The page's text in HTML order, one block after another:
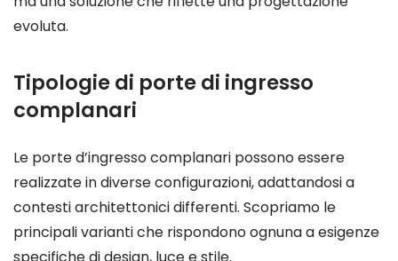
evoluta.
Tipologie di porte di ingresso
complanari
Le porte d’ingresso complanari possono essere
realizzate in diverse configurazioni, adattandosi a
contesti architettonici differenti. Scopriamo le
principali varianti che rispondono ognuna a esigenze